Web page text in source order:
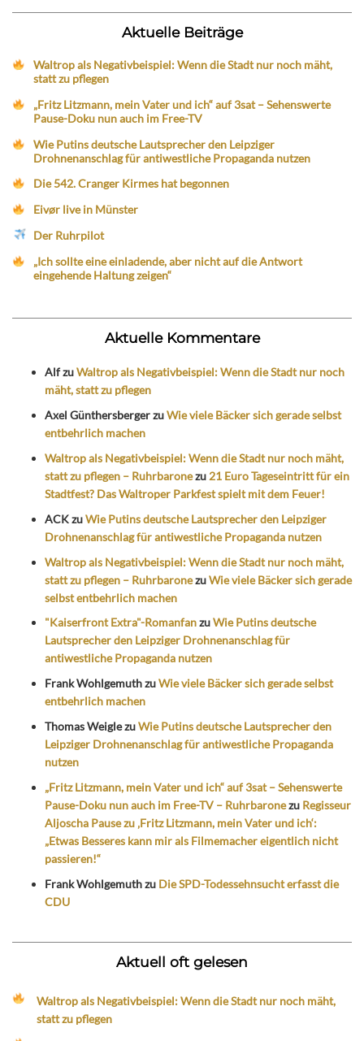
Aktuelle Beiträge
Waltrop als Negativbeispiel: Wenn die Stadt nur noch mäht,
statt zu pflegen
„Fritz Litzmann, mein Vater und ich“ auf 3sat – Sehenswerte
Pause-Doku nun auch im Free-TV
Wie Putins deutsche Lautsprecher den Leipziger
Drohnenanschlag für antiwestliche Propaganda nutzen
Die 542. Cranger Kirmes hat begonnen
Eivør live in Münster
Der Ruhrpilot
„Ich sollte eine einladende, aber nicht auf die Antwort
eingehende Haltung zeigen“
Aktuelle Kommentare
AlfzuWaltrop als Negativbeispiel: Wenn die Stadt nur noch
mäht, statt zu pflegen
Axel GünthersbergerzuWie viele Bäcker sich gerade selbst
entbehrlich machen
Waltrop als Negativbeispiel: Wenn die Stadt nur noch mäht,
statt zu pflegen – Ruhrbaronezu 21 Euro Tageseintritt für ein
Stadtfest? Das Waltroper Parkfest spielt mit dem Feuer!
ACKzuWie Putins deutsche Lautsprecher den Leipziger
Drohnenanschlag für antiwestliche Propaganda nutzen
Waltrop als Negativbeispiel: Wenn die Stadt nur noch mäht,
statt zu pflegen – RuhrbaronezuWie viele Bäcker sich gerade
selbst entbehrlich machen
"Kaiserfront Extra"-RomanfanzuWie Putins deutsche
Lautsprecher den Leipziger Drohnenanschlag für
antiwestliche Propaganda nutzen
Frank WohlgemuthzuWie viele Bäcker sich gerade selbst
entbehrlich machen
Thomas WeiglezuWie Putins deutsche Lautsprecher den
Leipziger Drohnenanschlag für antiwestliche Propaganda
nutzen
„Fritz Litzmann, mein Vater und ich“ auf 3sat – Sehenswerte
Pause-Doku nun auch im Free-TV – Ruhrbaronezu Regisseur
Aljoscha Pause zu ‚Fritz Litzmann, mein Vater und ich‘:
„Etwas Besseres kann mir als Filmemacher eigentlich nicht
passieren!“
Frank Wohlgemuthzu Die SPD-Todessehnsucht erfasst die
CDU
Aktuell oft gelesen
Waltrop als Negativbeispiel: Wenn die Stadt nur noch mäht,
statt zu pflegen